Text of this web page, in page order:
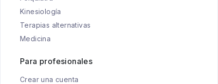
Kinesiología
Terapias alternativas
Medicina
Para profesionales
Crear una cuenta